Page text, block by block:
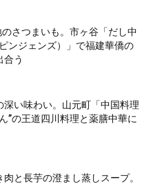
のさつまいも。市ヶ谷「だし中
ンジェンズ）」で福建華僑の
合う
深い味わい。山元町「中国料理
”の王道四川料理と薬膳中華に
肉と長芋の澄まし蒸しスープ。